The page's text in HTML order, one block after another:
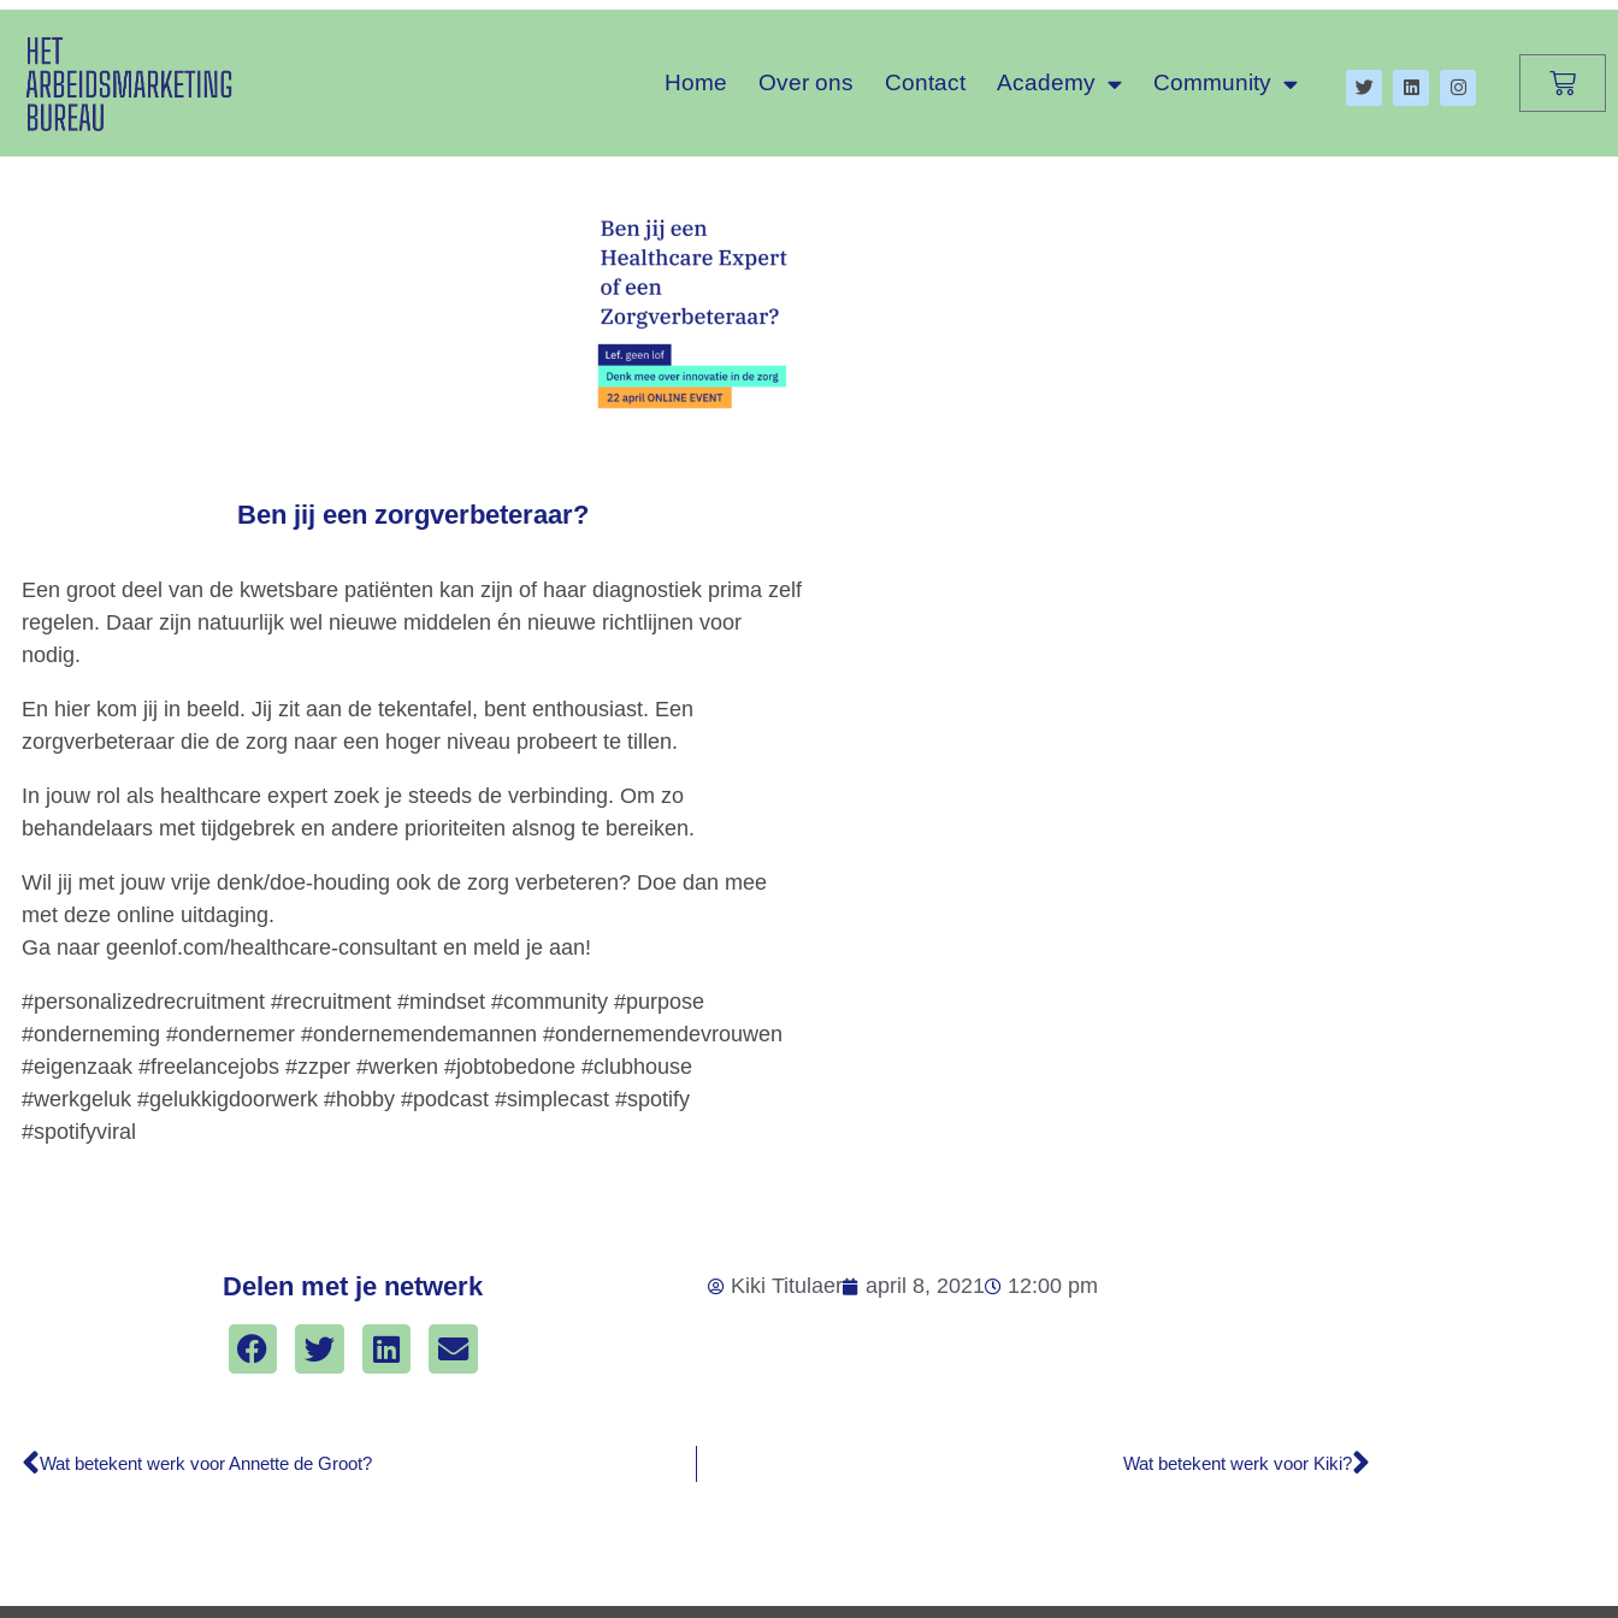
Home Over ons Contact Academy Community
Ben jij een zorgverbeteraar?
Een groot deel van de kwetsbare patiënten kan zijn of haar diagnostiek prima zelf
regelen. Daar zijn natuurlijk wel nieuwe middelen én nieuwe richtlijnen voor
nodig.
En hier kom jij in beeld. Jij zit aan de tekentafel, bent enthousiast. Een
zorgverbeteraar die de zorg naar een hoger niveau probeert te tillen.
In jouw rol als healthcare expert zoek je steeds de verbinding. Om zo
behandelaars met tijdgebrek en andere prioriteiten alsnog te bereiken.
Wil jij met jouw vrije denk/doe-houding ook de zorg verbeteren? Doe dan mee
met deze online uitdaging.
Ga naar geenlof.com/healthcare-consultant en meld je aan!
#personalizedrecruitment #recruitment #mindset #community #purpose
#onderneming #ondernemer #ondernemendemannen #ondernemendevrouwen
#eigenzaak #freelancejobs #zzper #werken #jobtobedone #clubhouse
#werkgeluk #gelukkigdoorwerk #hobby #podcast #simplecast #spotify
#spotifyviral
Delen met je netwerk Kiki Titulaer april 8, 2021 12:00 pm
Wat betekent werk voor Annette de Groot? Wat betekent werk voor Kiki?